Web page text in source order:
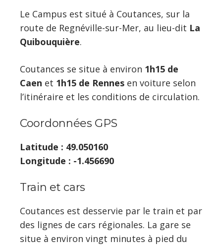
Le Campus est situé à Coutances, sur la
route de Regnéville-sur-Mer, au lieu-dit La
Quibouquière.
Coutances se situe à environ 1h15 de
Caen et 1h15 de Rennes en voiture selon
l’itinéraire et les conditions de circulation.
Coordonnées GPS
Latitude : 49.050160
Longitude : -1.456690
Train et cars
Coutances est desservie par le train et par
des lignes de cars régionales. La gare se
situe à environ vingt minutes à pied du